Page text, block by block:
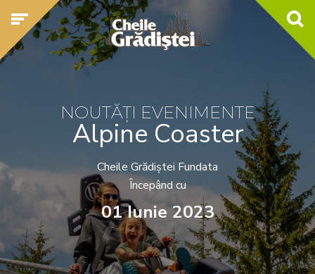
NOUTĂȚI EVENIMENTE
Alpine Coaster
Cheile Grădiștei Fundata
Începând cu
01 Iunie 2023